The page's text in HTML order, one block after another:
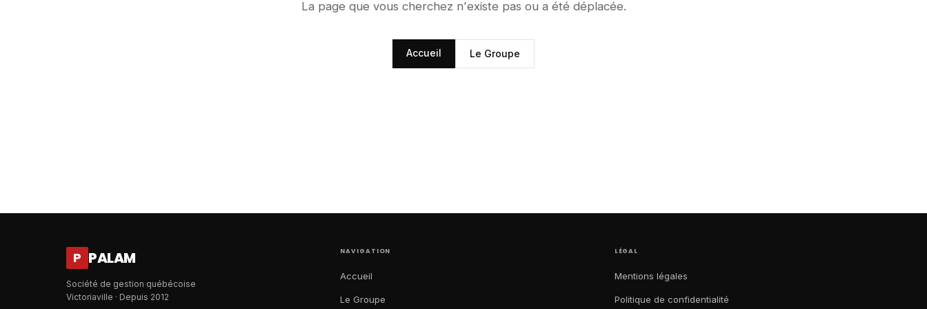
La page que vous cherchez n'existe pas ou a été déplacée.
Accueil Le Groupe
P PALAM
Société de gestion québécoise
Victoriaville · Depuis 2012
NAVIGATION
Accueil
Le Groupe
LÉGAL
Mentions légales
Politique de confidentialité